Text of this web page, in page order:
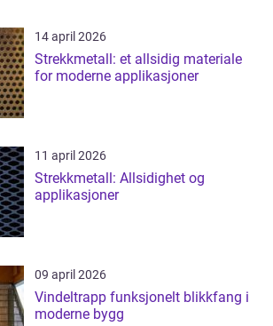
14 april 2026
Strekkmetall: et allsidig materiale
for moderne applikasjoner
11 april 2026
Strekkmetall: Allsidighet og
applikasjoner
09 april 2026
Vindeltrapp funksjonelt blikkfang i
moderne bygg